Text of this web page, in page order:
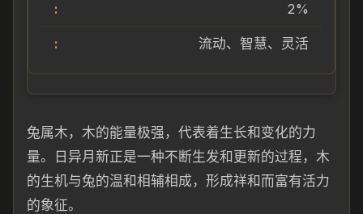
2%
流动、智慧、灵活
兔属木，木的能量极强，代表着生长和变化的力
量。日异月新正是一种不断生发和更新的过程，木
的生机与兔的温和相辅相成，形成祥和而富有活力
的象征。